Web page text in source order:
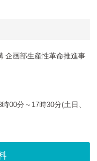
企画部生産性革命推進事
00分～17時30分(土日、